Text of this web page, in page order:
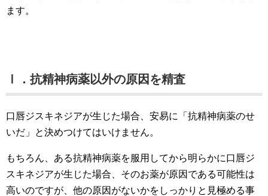
ます。
Ⅰ．抗精神病薬以外の原因を精査
口唇ジスキネジアが生じた場合、安易に「抗精神病薬のせ
いだ」と決めつけてはいけません。
もちろん、ある抗精神病薬を服用してから明らかに口唇ジ
スキネジアが生じた場合、そのお薬が原因である可能性は
高いのですが、他の原因がないかをしっかりと見極める事